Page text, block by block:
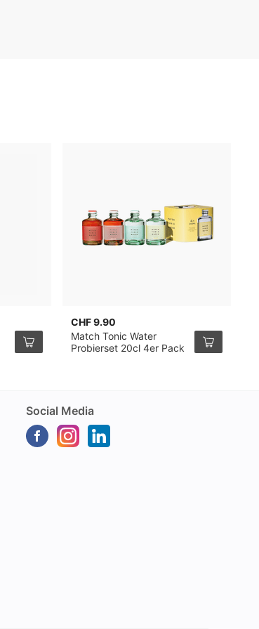
CHF 9.90
Match Tonic Water
Probierset 20cl 4er Pack
Social Media